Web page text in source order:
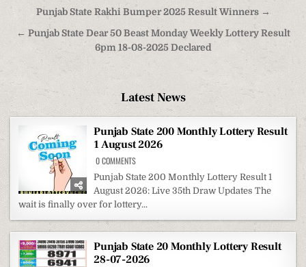
Post
navigation
Punjab State Rakhi Bumper 2025 Result Winners →
← Punjab State Dear 50 Beast Monday Weekly Lottery Result
6pm 18-08-2025 Declared
Latest News
Punjab State 200 Monthly Lottery Result
1 August 2026
0 COMMENTSON
STATE
200
MONTHLY
LOTTERY
RESULT
1
AUGUST
2026
Punjab State 200 Monthly Lottery Result 1
August 2026: Live 35th Draw Updates The
wait is finally over for lottery...
Punjab State 20 Monthly Lottery Result
28-07-2026